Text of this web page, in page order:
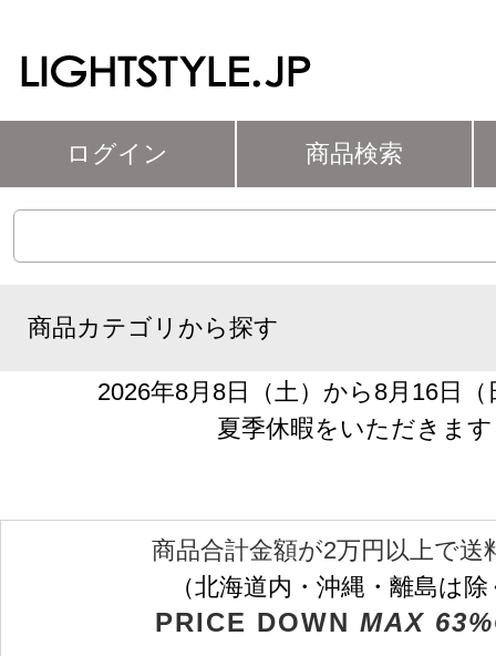
ログイン 商品検索
商品カテゴリから探す
2026年8月8日（土）から8月16日
夏季休暇をいただきます
商品合計金額が2万円以上で送
（北海道内・沖縄・離島は
PRICE DOWN MAX